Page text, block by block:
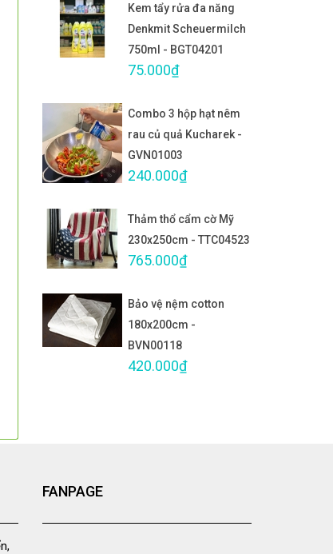
Kem tẩy rửa đa năng
Denkmit Scheuermilch
750ml - BGT04201
75.000₫
Combo 3 hộp hạt nêm
rau củ quả Kucharek -
GVN01003
240.000₫
Thảm thổ cẩm cờ Mỹ
230x250cm - TTC04523
765.000₫
Bảo vệ nệm cotton
180x200cm -
BVN00118
420.000₫
FANPAGE